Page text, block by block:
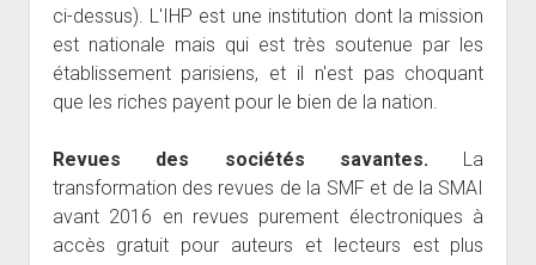
ci-dessus). L'IHP est une institution dont la mission
est nationale mais qui est très soutenue par les
établissement parisiens, et il n'est pas choquant
que les riches payent pour le bien de la nation.
Revues des sociétés savantes.La
transformation des revues de la SMF et de la SMAI
avant 2016 en revues purement électroniques à
accès gratuit pour auteurs et lecteurs est plus